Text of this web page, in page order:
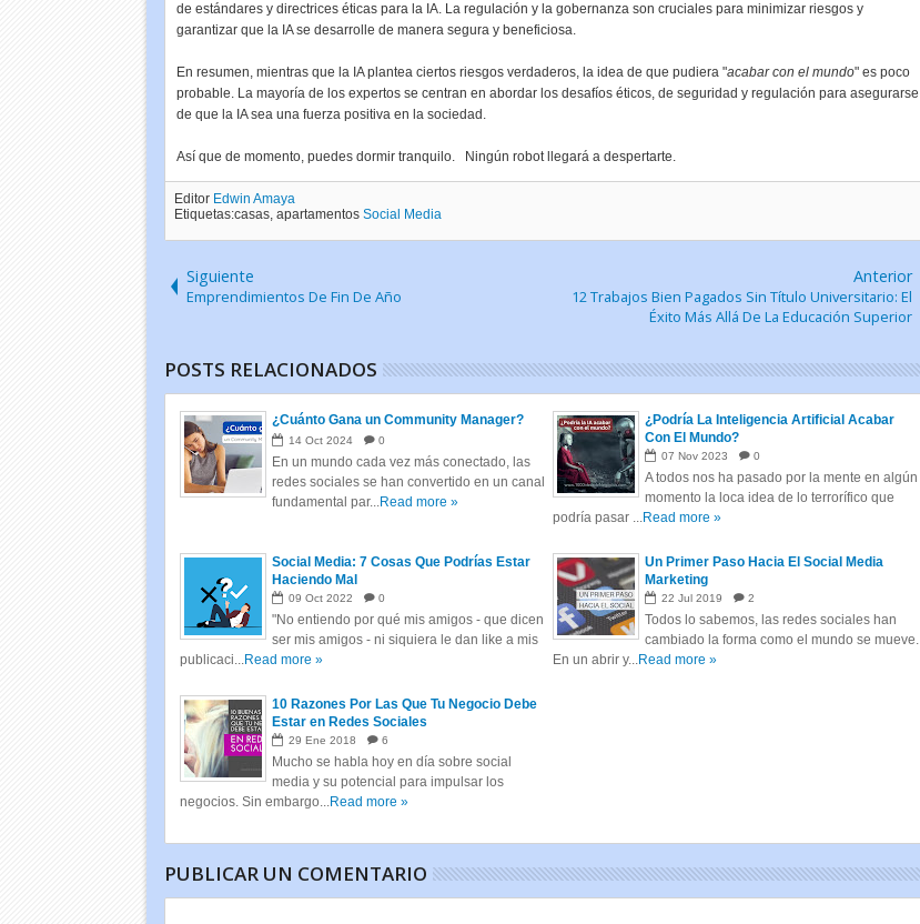
de estándares y directrices éticas para la IA. La regulación y la gobernanza son cruciales para minimizar riesgos y
garantizar que la IA se desarrolle de manera segura y beneficiosa.
En resumen, mientras que la IA plantea ciertos riesgos verdaderos, la idea de que pudiera "acabar con el mundo" es poco
probable. La mayoría de los expertos se centran en abordar los desafíos éticos, de seguridad y regulación para asegurarse
de que la IA sea una fuerza positiva en la sociedad.
Así que de momento, puedes dormir tranquilo. Ningún robot llegará a despertarte.
Editor Edwin Amaya
Etiquetas:casas, apartamentos Social Media
Siguiente
Emprendimientos De Fin De Año
Anterior
12 Trabajos Bien Pagados Sin Título Universitario: El
Éxito Más Allá De La Educación Superior
POSTS RELACIONADOS
¿Cuánto Gana un Community Manager?
14 Oct 2024 0
En un mundo cada vez más conectado, las
redes sociales se han convertido en un canal
fundamental par...Read more »
¿Podría La Inteligencia Artificial Acabar
Con El Mundo?
07 Nov 2023 0
A todos nos ha pasado por la mente en algún
momento la loca idea de lo terrorífico que
podría pasar ...Read more »
Social Media: 7 Cosas Que Podrías Estar
Haciendo Mal
09 Oct 2022 0
"No entiendo por qué mis amigos - que dicen
ser mis amigos - ni siquiera le dan like a mis
publicaci...Read more »
Un Primer Paso Hacia El Social Media
Marketing
22 Jul 2019 2
Todos lo sabemos, las redes sociales han
cambiado la forma como el mundo se mueve.
En un abrir y...Read more »
10 Razones Por Las Que Tu Negocio Debe
Estar en Redes Sociales
29 Ene 2018 6
Mucho se habla hoy en día sobre social
media y su potencial para impulsar los
negocios. Sin embargo...Read more »
PUBLICAR UN COMENTARIO